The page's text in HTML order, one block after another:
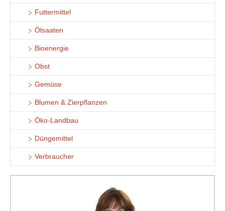
Futtermittel
Ölsaaten
Bioenergie
Obst
Gemüse
Blumen & Zierpflanzen
Öko-Landbau
Düngemittel
Verbraucher